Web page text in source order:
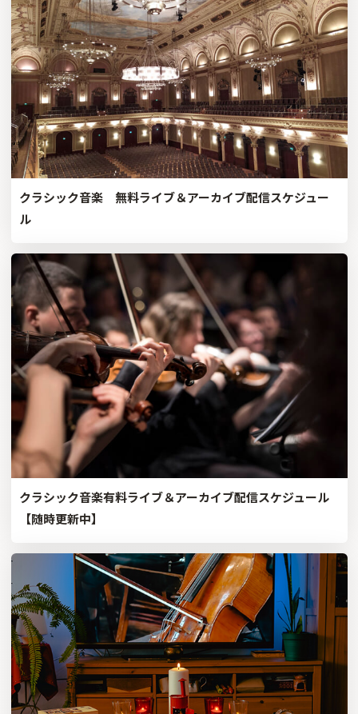
クラシック音楽 無料ライブ＆アーカイブ配信スケジュー
ル
クラシック音楽有料ライブ＆アーカイブ配信スケジュール
【随時更新中】